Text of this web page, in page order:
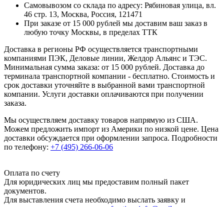
Самовывозом со склада по адресу: Рябиновая улица, вл.
46 стр. 13, Москва, Россия, 121471
При заказе от 15 000 рублей мы доставим ваш заказ в
любую точку Москвы, в пределах ТТК
Доставка в регионы РФ осуществляется транспортными
компаниями ПЭК, Деловые линии, Желдор Альянс и ТЭС.
Минимальная сумма заказа: от 15 000 рублей. Доставка до
терминала транспортной компании - бесплатно. Стоимость и
срок доставки уточняйте в выбранной вами транспортной
компании. Услуги доставки оплачиваются при получении
заказа.
Мы осуществляем доставку товаров напрямую из США.
Можем предложить импорт из Америки по низкой цене. Цена
доставки обсуждается при оформлении запроса. Подробности
по телефону: +7 (495) 266-06-06
Оплата по счету
Для юридических лиц мы предоставим полный пакет
документов.
Для выставления счета необходимо выслать заявку и